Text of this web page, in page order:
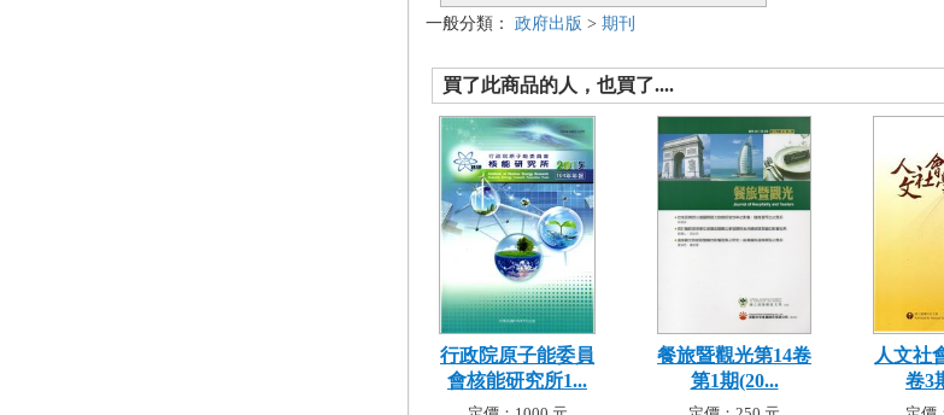
一般分類： 政府出版 > 期刊
買了此商品的人，也買了....
行政院原子能委員
會核能研究所1...
餐旅暨觀光第14卷
第1期(20...
人文社
卷3